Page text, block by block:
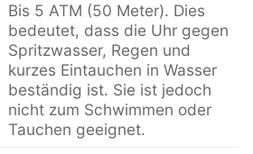
Bis 5 ATM (50 Meter). Dies
bedeutet, dass die Uhr gegen
Spritzwasser, Regen und
kurzes Eintauchen in Wasser
beständig ist. Sie ist jedoch
nicht zum Schwimmen oder
Tauchen geeignet.